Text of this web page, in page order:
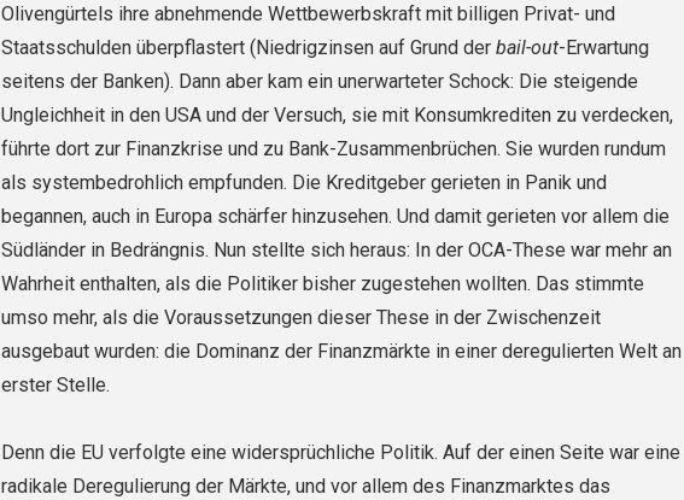
Olivengürtels ihre abnehmende Wettbewerbskraft mit billigen Privat- und
Staatsschulden überpflastert (Niedrigzinsen auf Grund der bail-out-Erwartung
seitens der Banken). Dann aber kam ein unerwarteter Schock: Die steigende
Ungleichheit in den USA und der Versuch, sie mit Konsumkrediten zu ver­decken,
führte dort zur Finanzkrise und zu Bank-Zusammenbrüchen. Sie wurden rundum
als systembedrohlich empfunden. Die Kreditgeber gerieten in Panik und
begannen, auch in Europa schärfer hinzusehen. Und damit gerieten vor allem die
Südländer in Bedrängnis. Nun stellte sich heraus: In der OCA-These war mehr an
Wahrheit enthalten, als die Politiker bisher zugestehen wollten. Das stimmte
umso mehr, als die Voraussetzungen dieser These in der Zwischenzeit
ausgebaut wurden: die Dominanz der Finanzmärkte in einer deregulierten Welt an
erster Stelle.
Denn die EU verfolgte eine widersprüchliche Politik. Auf der einen Seite war eine
radikale Deregulierung der Märkte, und vor allem des Finanzmarktes das